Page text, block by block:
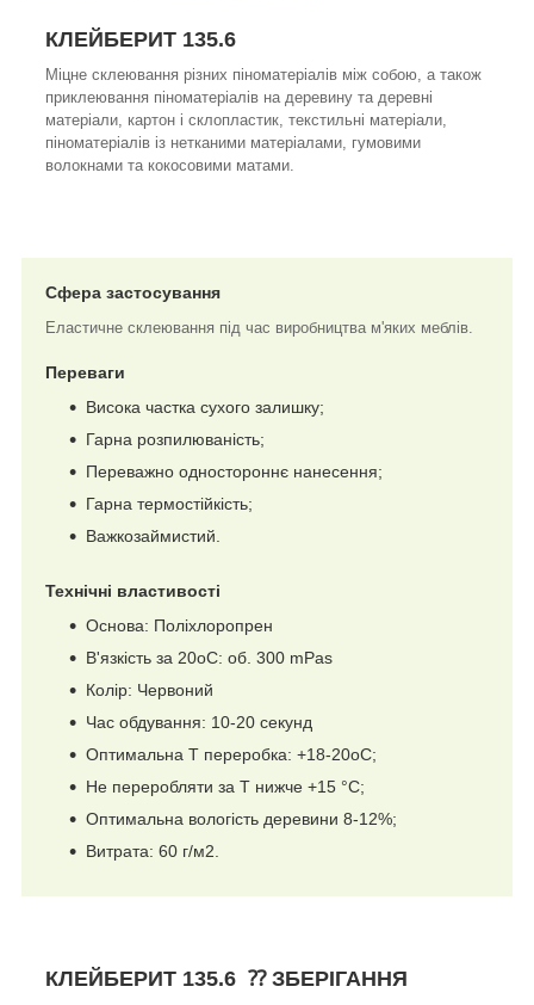
КЛЕЙБЕРИТ 135.6
Міцне склеювання різних піноматеріалів між собою, а також
приклеювання піноматеріалів на деревину та деревні
матеріали, картон і склопластик, текстильні матеріали,
піноматеріалів із нетканими матеріалами, гумовими
волокнами та кокосовими матами.
Сфера застосування
Еластичне склеювання під час виробництва м'яких меблів.
Переваги
Висока частка сухого залишку;
Гарна розпилюваність;
Переважно одностороннє нанесення;
Гарна термостійкість;
Важкозаймистий.
Технічні властивості
Основа: Поліхлоропрен
В'язкість за 20oC: об. 300 mPas
Колір: Червоний
Час обдування: 10-20 секунд
Оптимальна Т переробка: +18-20oC;
Не переробляти за Т нижче +15 °C;
Оптимальна вологість деревини 8-12%;
Витрата: 60 г/м2.
КЛЕЙБЕРИТ 135.6 ⁇ ЗБЕРІГАННЯ